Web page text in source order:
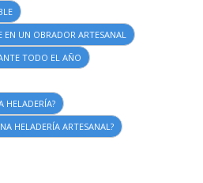
EN UN OBRADOR ARTESANAL
TODO EL AÑO
HELADERÍA?
HELADERÍA ARTESANAL?